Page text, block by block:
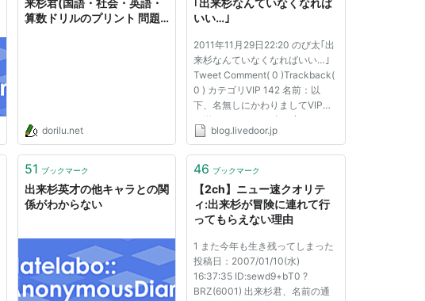
算数ドリルのプリント 問題
dorilu.net
いい…｣
2011年11月29日22:20 のび太｢出
来杉なんていなくなればいい…｣
Tweet Comment( 0 )Trackback(
0 ) カテゴリVIP 142 名前：以
下、名無しにかわりましてVIPが
お送りします のび太が変わって
いく… 元スレURL -------------
------------------------------
-----...
blog.livedoor.jp
51 ブックマーク
出来杉英才の他キャラとの関
係がわからない
46 ブックマーク
【2ch】ニュー速クオリテ
ィ:出来杉が冒険に連れて行
ってもらえない理由
1 また今年も生き残ってしまった
投稿日：2007/01/10(水)
16:37:35 ID:sewd9+bT0 ?
BRZ(6001) 出来杉君、名前の通